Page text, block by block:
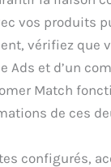
vos produits
vérifiez que
Ads et d’un
Match
de ces
configurés,